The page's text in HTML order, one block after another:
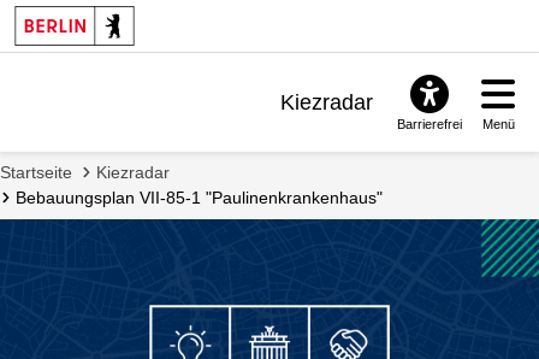
Kiezradar
Barrierefrei Menü
Startseite
Kiezradar
Bebauungsplan VII-85-1 "Paulinenkrankenhaus"